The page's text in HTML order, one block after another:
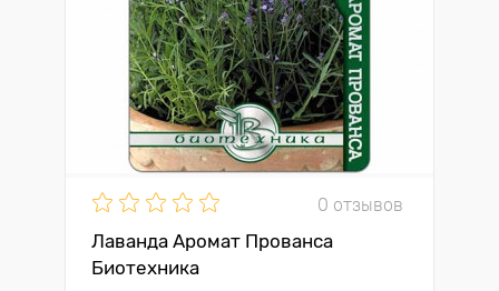
0 отзывов
Лаванда Аромат Прованса
Биотехника